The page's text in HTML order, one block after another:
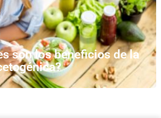
son los beneficios de la